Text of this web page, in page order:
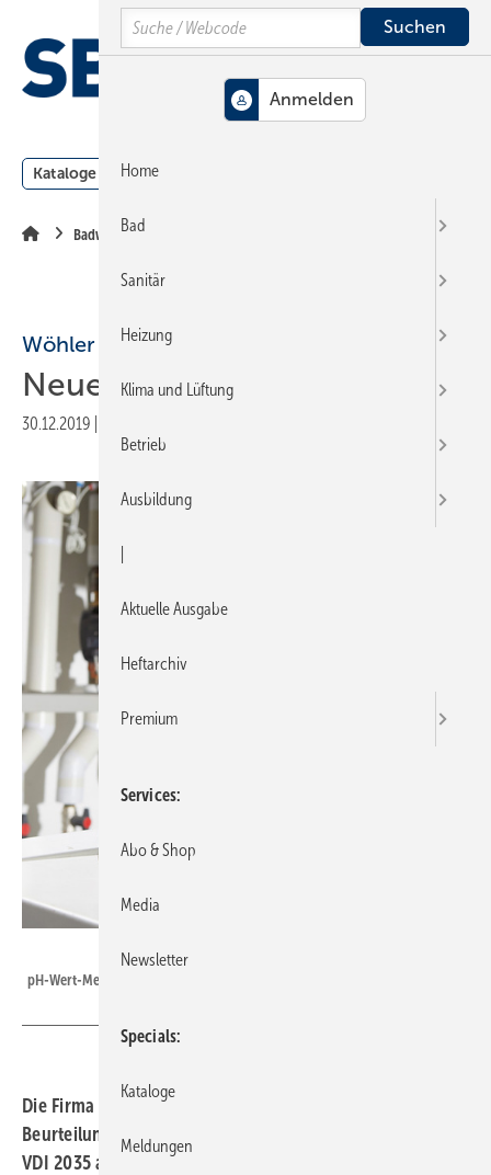
Hauptinhalt
Hauptmenü
SiteSearch
Kataloge Meldungen
Badwelt
Wöhler
Neues Wasseranalyse-Set
30.12.2019
pH-Wert-Messung
Die Firma Wöhler bietet ein Wasseranalyse-Set zur
Beurteilung der Qualität des Heizungswassers gemäß
VDI 2035 an. Die Messungen dienen der Schadens-
Search
Home
Bad
Sanitär
Heizung
Klima und Lüftung
Betrieb
Ausbildung
Aktuelle Ausgabe
Heftarchiv
Premium
Services
Abo & Shop
Media
Newsletter
Specials
Kataloge
Meldungen